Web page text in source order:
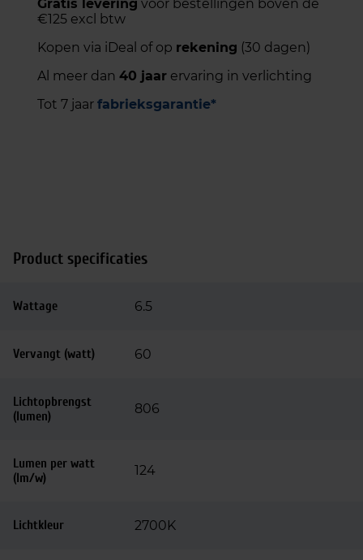
Gratis levering voor bestellingen boven de
€125 excl btw
Kopen via iDeal of op rekening (30 dagen)
Al meer dan 40 jaar ervaring in verlichting
Tot 7 jaar fabrieksgarantie*
Product specificaties
Wattage 6.5
Vervangt (watt) 60
Lichtopbrengst
(lumen)
806
Lumen per watt
(lm/w)
124
Lichtkleur 2700K